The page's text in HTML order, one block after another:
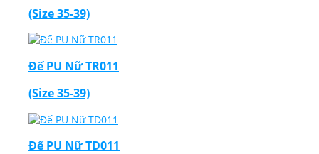
(Size 35-39)
Đế PU Nữ TR011
(Size 35-39)
Đế PU Nữ TD011